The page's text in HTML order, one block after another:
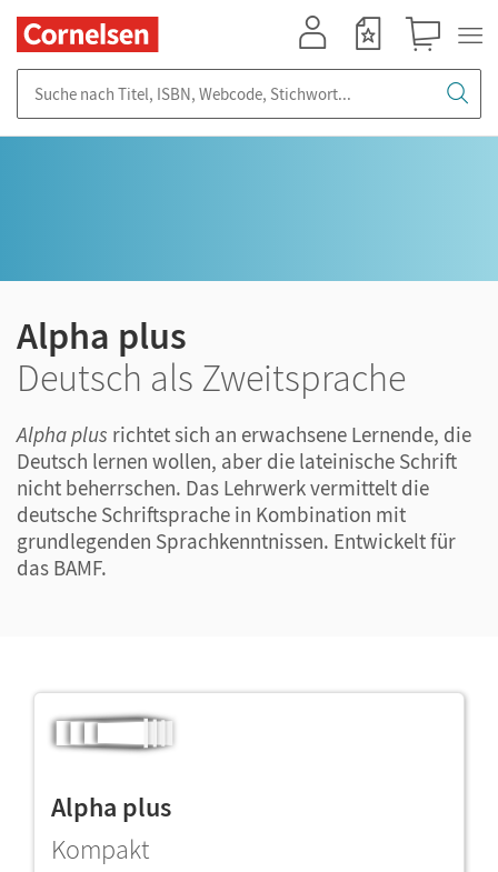
Alpha plus
Deutsch als Zweitsprache
Alpha plus richtet sich an erwachsene Lernende, die
Deutsch lernen wollen, aber die lateinische Schrift
nicht beherrschen. Das Lehrwerk vermittelt die
deutsche Schriftsprache in Kombination mit
grundlegenden Sprachkenntnissen. Entwickelt für
das BAMF.
Alpha plus
Kompakt